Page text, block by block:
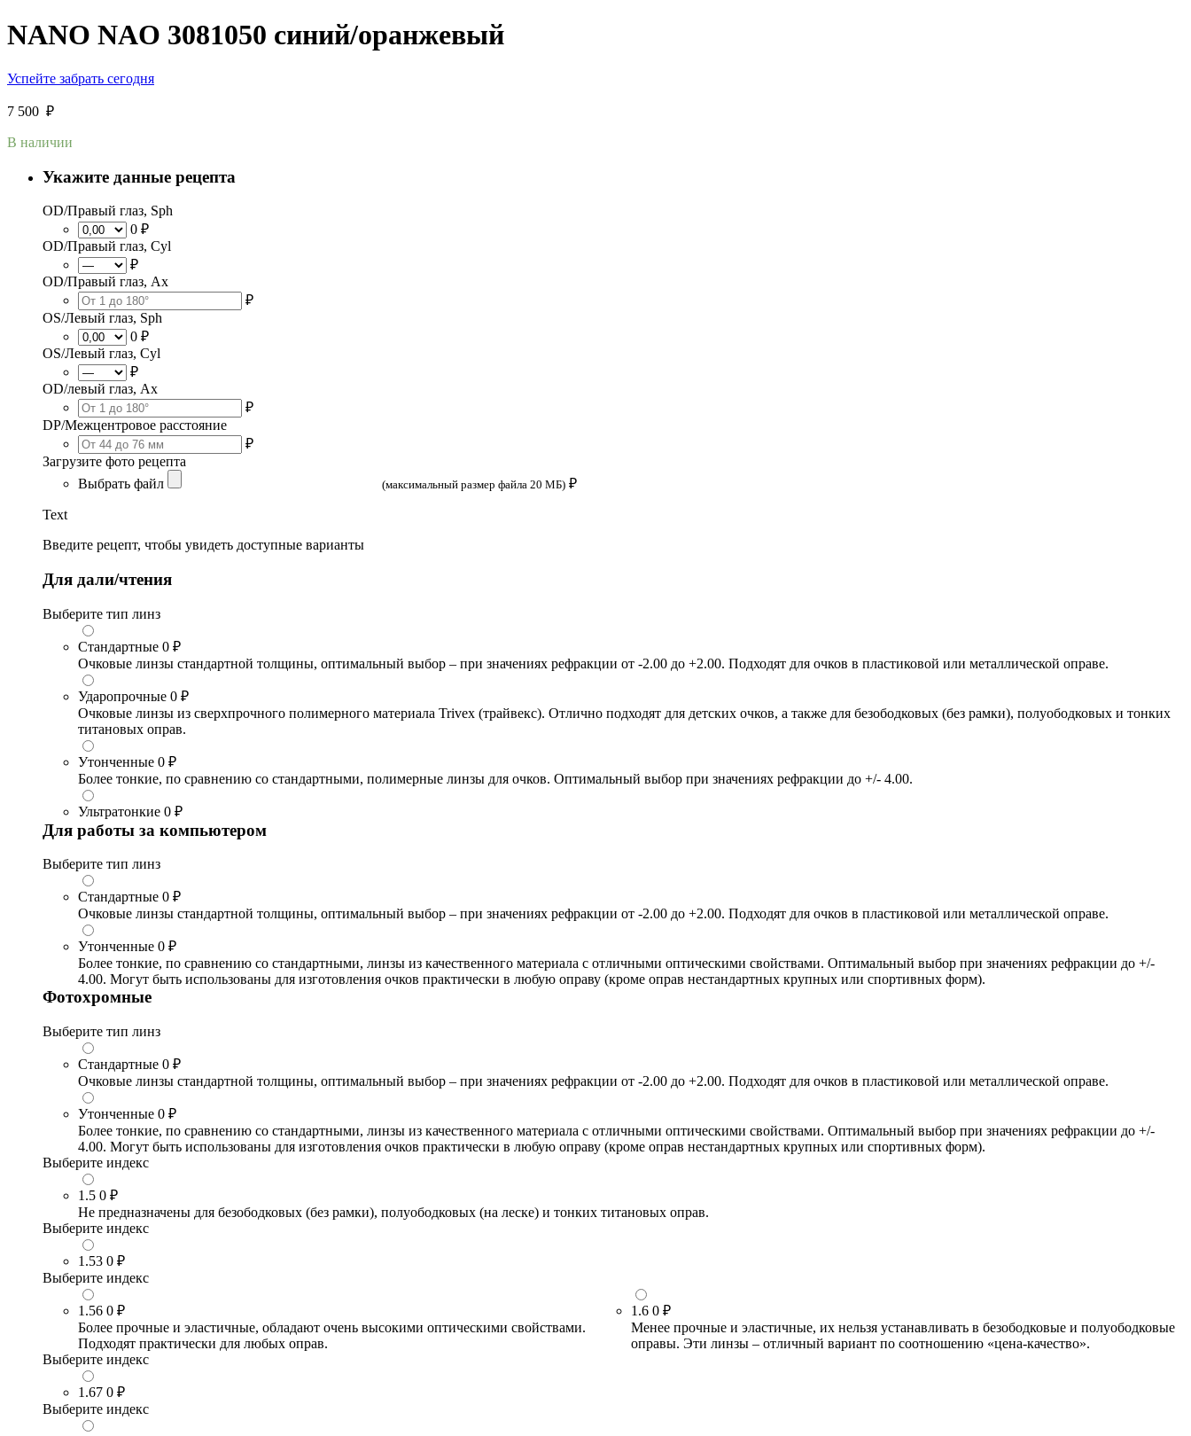
NANO NAO 3081050 синий/оранжевый
Успейте забрать сегодня
7 500 ₽
В наличии
Укажите данные рецепта
OD/Правый глаз, Sph
0 ₽
OD/Правый глаз, Cyl
₽
OD/Правый глаз, Ax
₽
OS/Левый глаз, Sph
0 ₽
OS/Левый глаз, Cyl
₽
OD/левый глаз, Ax
₽
DP/Межцентровое расстояние
₽
Загрузите фото рецепта
Выбрать файл
(максимальный размер файла 20 МБ) ₽
Text
Введите рецепт, чтобы увидеть доступные варианты
Для дали/чтения
Выберите тип линз
Стандартные 0 ₽
Очковые линзы стандартной толщины, оптимальный выбор – при значениях рефракции от -2.00 до +2.00. Подходят для очков в пластиковой или металлической оправе.
Ударопрочные 0 ₽
Очковые линзы из сверхпрочного полимерного материала Trivex (трайвекс). Отлично подходят для детских очков, а также для безободковых (без рамки), полуободковых и тонких
титановых оправ.
Утонченные 0 ₽
Более тонкие, по сравнению со стандартными, полимерные линзы для очков. Оптимальный выбор при значениях рефракции до +/- 4.00.
Ультратонкие 0 ₽
Для работы за компьютером
Выберите тип линз
Стандартные 0 ₽
Очковые линзы стандартной толщины, оптимальный выбор – при значениях рефракции от -2.00 до +2.00. Подходят для очков в пластиковой или металлической оправе.
Утонченные 0 ₽
Более тонкие, по сравнению со стандартными, линзы из качественного материала с отличными оптическими свойствами. Оптимальный выбор при значениях рефракции до +/-
4.00. Могут быть использованы для изготовления очков практически в любую оправу (кроме оправ нестандартных крупных или спортивных форм).
Фотохромные
Выберите тип линз
Стандартные 0 ₽
Очковые линзы стандартной толщины, оптимальный выбор – при значениях рефракции от -2.00 до +2.00. Подходят для очков в пластиковой или металлической оправе.
Утонченные 0 ₽
Более тонкие, по сравнению со стандартными, линзы из качественного материала с отличными оптическими свойствами. Оптимальный выбор при значениях рефракции до +/-
4.00. Могут быть использованы для изготовления очков практически в любую оправу (кроме оправ нестандартных крупных или спортивных форм).
Выберите индекс
1.5 0 ₽
Не предназначены для безободковых (без рамки), полуободковых (на леске) и тонких титановых оправ.
Выберите индекс
1.53 0 ₽
Выберите индекс
1.56 0 ₽
Более прочные и эластичные, обладают очень высокими оптическими свойствами.
Подходят практически для любых оправ.
1.6 0 ₽
Менее прочные и эластичные, их нельзя устанавливать в безободковые и полуободковые
оправы. Эти линзы – отличный вариант по соотношению «цена-качество».
Выберите индекс
1.67 0 ₽
Выберите индекс